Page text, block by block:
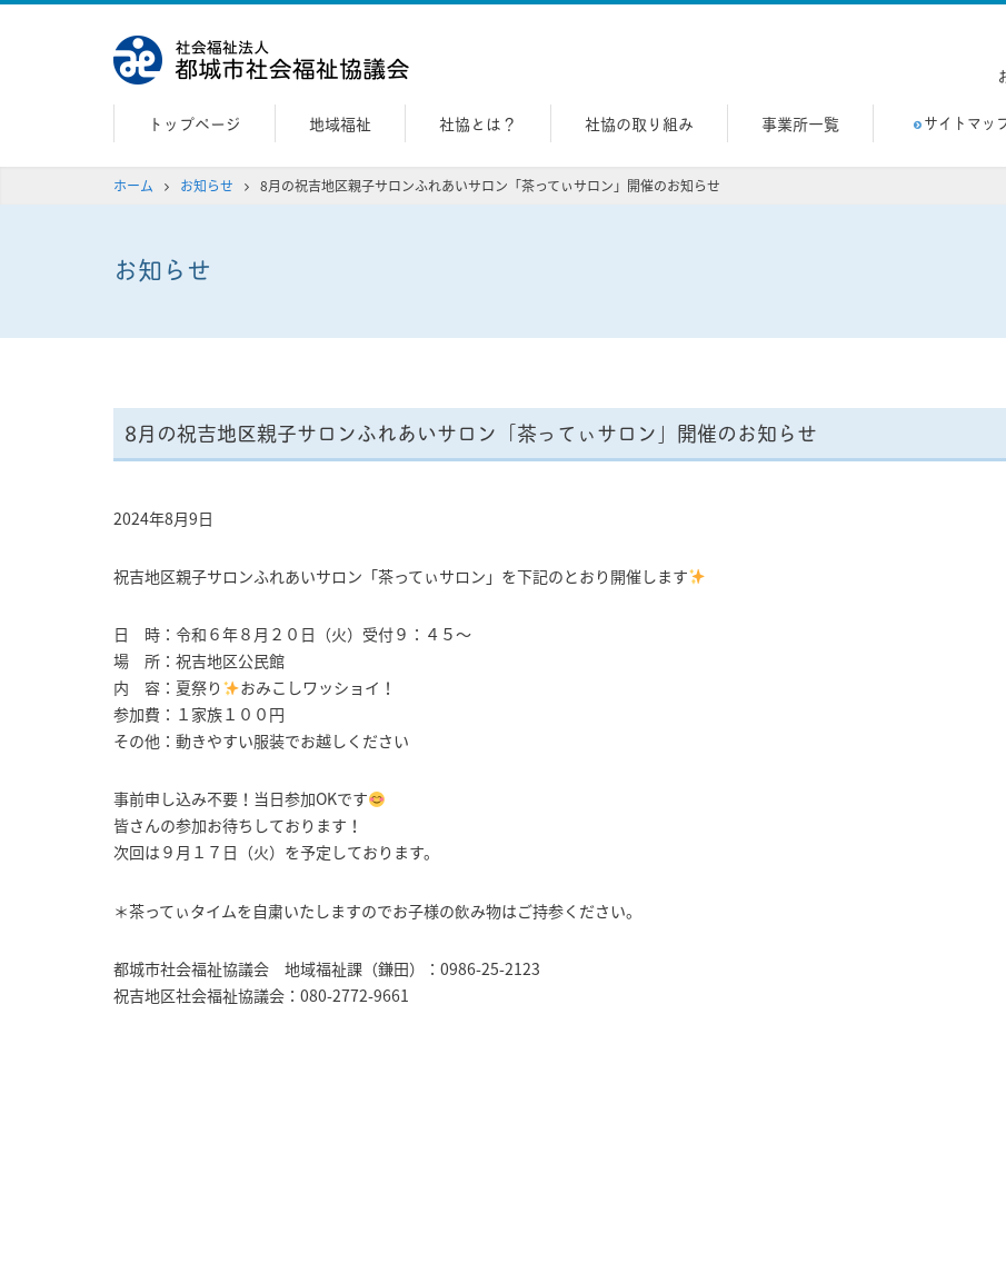
トップページ 地域福祉 社協とは？ 社協の取り組み 事業所一覧 サイトマッ
ホーム お知らせ 8月の祝吉地区親子サロンふれあいサロン「茶ってぃサロン」開催のお知らせ
お知らせ
8月の祝吉地区親子サロンふれあいサロン「茶ってぃサロン」開催のお知らせ
2024年8月9日
祝吉地区親子サロンふれあいサロン「茶ってぃサロン」を下記のとおり開催します
日 時：令和６年８月２０日（火）受付９：４５～
場 所：祝吉地区公民館
内 容：夏祭り
おみこしワッショイ！
参加費：１家族１００円
その他：動きやすい服装でお越しください
事前申し込み不要！当日参加OKです
皆さんの参加お待ちしております！
次回は９月１７日（火）を予定しております。
＊茶ってぃタイムを自粛いたしますのでお子様の飲み物はご持参ください。
都城市社会福祉協議会 地域福祉課（鎌田）：0986-25-2123
祝吉地区社会福祉協議会：080-2772-9661